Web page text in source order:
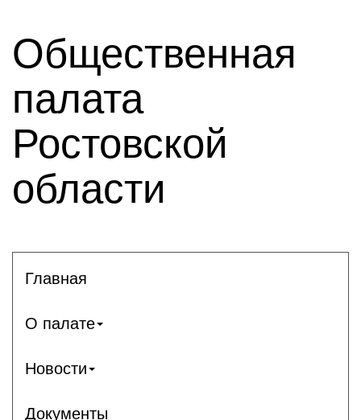
Общественная
палата
Ростовской
области
Главная
О палате
Новости
Документы